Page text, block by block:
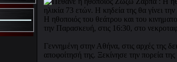
Η ηθοποιός του θεάτρου και του
την Παρασκευή, στις 16:30, στο
Γεννημένη στην Αθήνα, στις αρχές της
αποφοίτησή της. Ξεκίνησε την πορεία